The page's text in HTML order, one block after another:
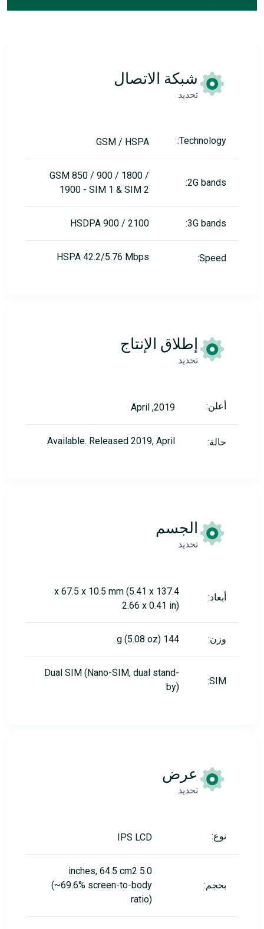
شبكة الاتصال
تحديد
Technology:
GSM / HSPA
2G bands:
GSM 850 / 900 / 1800 /
1900 - SIM 1 & SIM 2
3G bands:
HSDPA 900 / 2100
Speed:
HSPA 42.2/5.76 Mbps
إطلاق الإنتاج
تحديد
أعلن: 2019, April
حالة: Available. Released 2019, April
الجسم
تحديد
أبعاد:
137.4 x 67.5 x 10.5 mm (5.41 x
2.66 x 0.41 in)
وزن: 144 g (5.08 oz)
SIM:
Dual SIM (Nano-SIM, dual stand-
by)
عرض
تحديد
نوع: IPS LCD
بحجم:
5.0 inches, 64.5 cm2
(~69.6% screen-to-body
ratio)